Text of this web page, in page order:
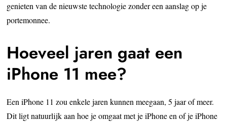
genieten van de nieuwste technologie zonder een aanslag op je
portemonnee.
Hoeveel jaren gaat een
iPhone 11 mee?
Een iPhone 11 zou enkele jaren kunnen meegaan, 5 jaar of meer.
Dit ligt natuurlijk aan hoe je omgaat met je iPhone en of je iPhone